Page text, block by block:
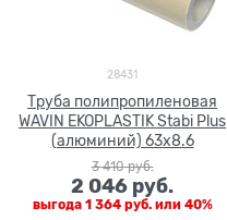
28431
Труба полипропиленовая
WAVIN EKOPLASTIK Stabi Plus
(алюминий) 63x8.6
3 410 руб.
2 046 руб.
выгода 1 364 руб.или 40%